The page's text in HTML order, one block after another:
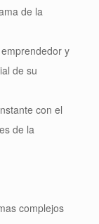
de la
y
de su
con el
de la
complejos